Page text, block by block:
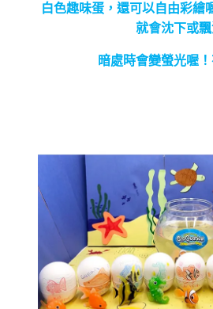
白色趣味蛋，還可以自由彩繪
就會沈下或飄
暗處時會變螢光喔